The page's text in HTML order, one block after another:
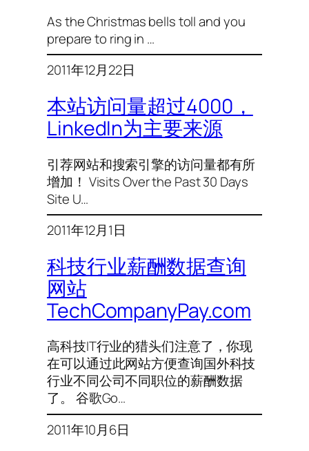
As the Christmas bells toll and you
prepare to ring in …
2011年12月22日
本站访问量超过4000，
LinkedIn为主要来源
引荐网站和搜索引擎的访问量都有所
增加！ Visits Over the Past 30 Days
Site U…
2011年12月1日
科技行业薪酬数据查询
网站
TechCompanyPay.com
高科技IT行业的猎头们注意了，你现
在可以通过此网站方便查询国外科技
行业不同公司不同职位的薪酬数据
了。 谷歌Go…
2011年10月6日